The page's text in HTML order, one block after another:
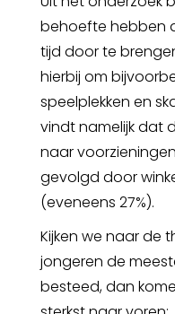
behoefte hebben
tijd door te
hierbij om
speelplekken en
vindt namelijk dat
naar
gevolgd door
(eveneens 27%).
Kijken we naar de
jongeren de
besteed, dan